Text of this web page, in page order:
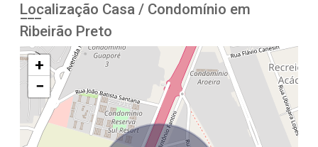
Localização Casa / Condomínio em
Ribeirão Preto
+
−